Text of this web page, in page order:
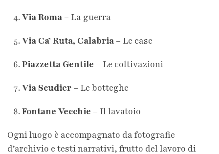
Via Roma – La guerra
Via Ca’ Ruta, Calabria – Le case
Piazzetta Gentile – Le coltivazioni
Via Scudier – Le botteghe
Fontane Vecchie – Il lavatoio
Ogni luogo è accompagnato da fotografie
d’archivio e testi narrativi, frutto del lavoro di